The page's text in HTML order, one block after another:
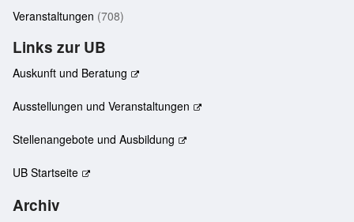
Veranstaltungen (708)
Links zur UB
Auskunft und Beratung
Ausstellungen und Veranstaltungen
Stellenangebote und Ausbildung
UB Startseite
Archiv